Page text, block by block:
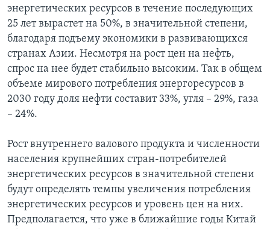
Языки
энергетических ресурсов в течение последующих
25 лет вырастет на 50%, в значительной степени,
благодаря подъему экономики в развивающихся
странах Азии. Несмотря на рост цен на нефть,
спрос на нее будет стабильно высоким. Так в общем
объеме мирового потребления энергоресурсов в
2030 году доля нефти составит 33%, угля – 29%, газа
– 24%.
Рост внутреннего валового продукта и численности
населения крупнейших стран-потребителей
энергетических ресурсов в значительной степени
будут определять темпы увеличения потребления
энергетических ресурсов и уровень цен на них.
Предполагается, что уже в ближайшие годы Китай